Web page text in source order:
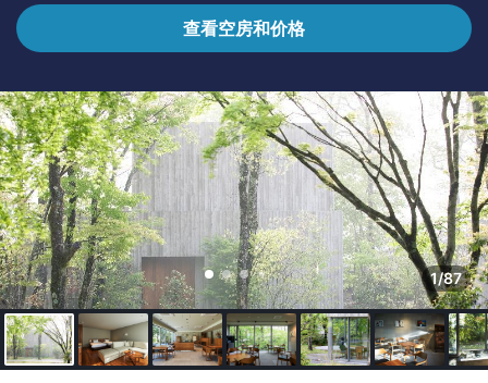
查看空房和价格
1/87